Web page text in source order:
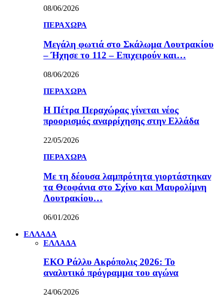
08/06/2026
ΠΕΡΑΧΩΡΑ
Μεγάλη φωτιά στο Σκάλωμα Λουτρακίου
– Ήχησε το 112 – Επιχειρούν και…
08/06/2026
ΠΕΡΑΧΩΡΑ
Η Πέτρα Περαχώρας γίνεται νέος
προορισμός αναρρίχησης στην Ελλάδα
22/05/2026
ΠΕΡΑΧΩΡΑ
Με τη δέουσα λαμπρότητα γιορτάστηκαν
τα Θεοφάνια στο Σχίνο και Μαυρολίμνη
Λουτρακίου…
06/01/2026
ΕΛΛΑΔΑ
ΕΛΛΑΔΑ
ΕΚΟ Ράλλυ Ακρόπολις 2026: Το
αναλυτικό πρόγραμμα του αγώνα
24/06/2026